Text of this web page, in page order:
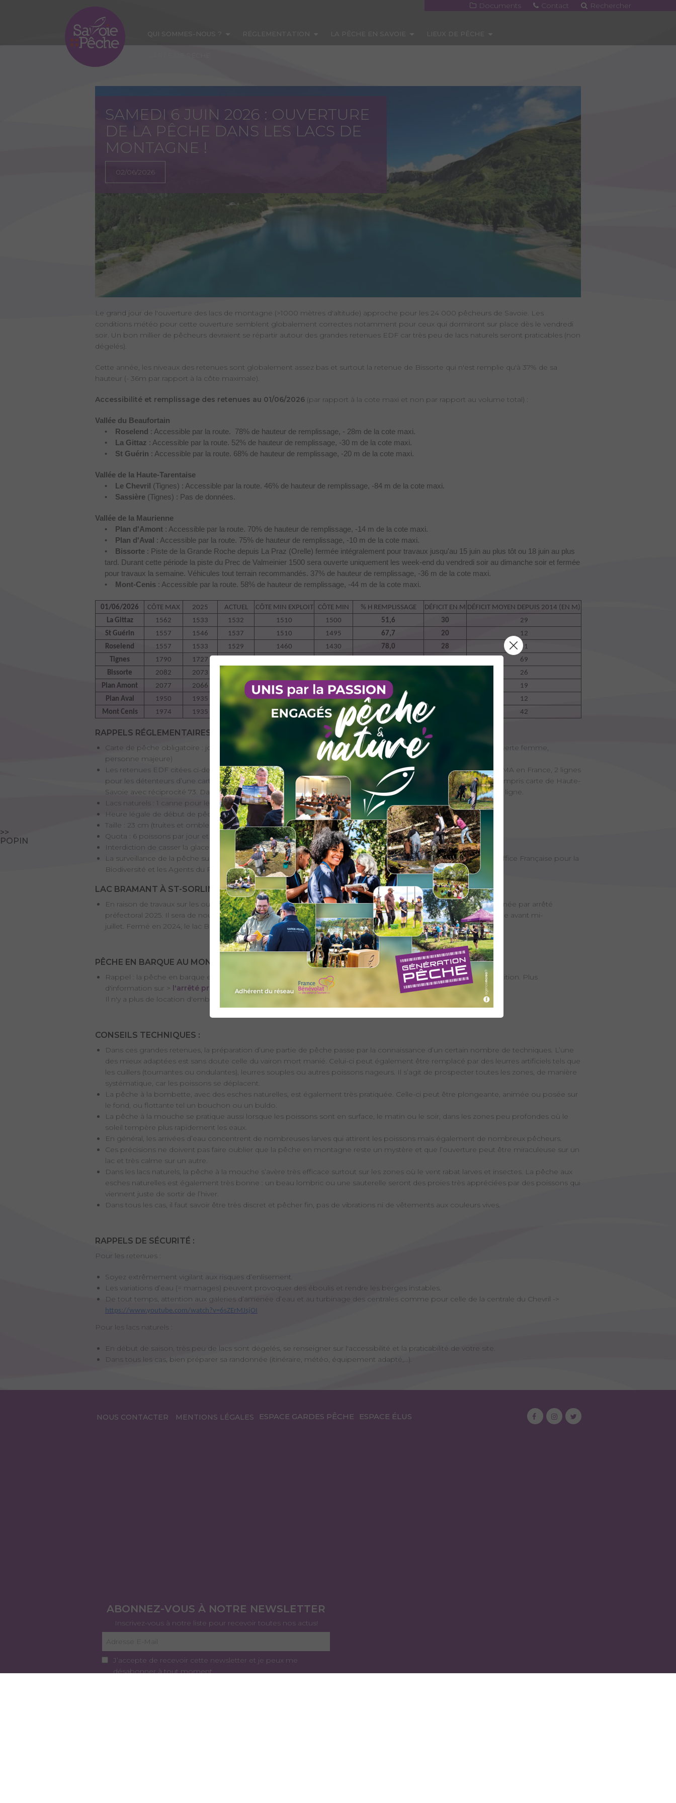
Documents Contact Rechercher
QUI SOMMES-NOUS ?
>>
POPIN
SAMEDI 6 JUIN 2026 : OUVERTURE
DE LA PÊCHE DANS LES LACS DE
MONTAGNE !
02/06/2026
Le grand jour de l'ouverture des lacs de montagne (>1000 mètres d'altitude) approche pour les 24 000 pêcheurs de Savoie. Les
conditions météo pour cette ouverture semblent globalement correctes notamment pour ceux qui dormiront sur place dès le vendredi
soir. Un bon millier de pêcheurs devraient se répartir autour des grandes retenues EDF car très peu de lacs naturels seront praticables (non
dégelés).
Cette année, les niveaux des retenues sont globalement assez bas et surtout la retenue de Bissorte qui n'est remplie qu'à 37% de sa
hauteur (- 36m par rapport à la côte maximale).
Accessibilité et remplissage des retenues au 01/06/2026 (par rapport à la cote maxi et non par rapport au volume total) :
Vallée du Beaufortain
•
Roselend : Accessible par la route. 78% de hauteur de remplissage, - 28m de la cote maxi.
•
La Gittaz : Accessible par la route. 52% de hauteur de remplissage, -30 m de la cote maxi.
• St Guérin : Accessible par la route. 68% de hauteur de remplissage, -20 m de la cote maxi.
Vallée de la Haute-Tarentaise
•
Le Chevril
(Tignes) : Accessible par la route. 46% de hauteur de remplissage, -84 m de la cote maxi.
• Sassière (Tignes) : Pas de données.
Vallée de la Maurienne
•
Plan d'Amont : Accessible par la route. 70% de hauteur de remplissage, -14 m de la cote maxi.
•
Plan d'Aval : Accessible par la route. 75% de hauteur de remplissage, -10 m de la cote maxi.
•
Bissorte : Piste de la Grande Roche depuis La Praz (Orelle) fermée intégralement pour travaux jusqu'au 15 juin au plus tôt ou 18 juin au plus
tard. Durant cette période la piste du Prec de Valmeinier 1500 sera ouverte uniquement les week-end du vendredi soir au dimanche soir et fermée
pour travaux la semaine. Véhicules tout terrain recommandés. 37% de hauteur de remplissage, -36 m de la cote maxi.
•
Mont-Cenis : Accessible par la route. 58% de hauteur de remplissage, -44 m de la cote maxi.
01/06/2026 CÔTE MAX 2025 ACTUEL CÔTE MIN EXPLOIT CÔTE MIN % H REMPLISSAGE DÉFICIT EN M DÉFICIT MOYEN DEPUIS 2014 (EN M)
La Gittaz
1562 1533 1532 1510 1500 51,6 30
29
St Guérin
1557 1546 1537 1510 1495 67,7 20
12
Roselend
1557 1533 1529 1460 1430 78,0 28
31
Tignes
1790 1727
69
Bissorte
2082 2073 2025
26
Plan Amont
2077 2066 2040 2030 70,2
19
Plan Aval
1950 1935 1921 1910 75,0
12
Mont Cenis
1974 1935 1892 1870 57,7 42
RAPPELS RÉGLEMENTAIRES :
Carte de pêche obligatoire : journée, hebdomadaire ou annuelle (découverte -12, Personne mineure 12-18, découverte femme,
personne majeure)
Les retenues EDF citées ci-dessus font partie du domaine public : 1 ligne pour tout détenteur d’une carte d’AAPPMA en France, 2 lignes
pour les détenteurs d’une carte d'AAPPMA réciprocitaire de Savoie (hors Gaule des Coudans et Haut-Chéran) y compris carte de Haute-
Savoie avec réciprocité 73. Dans tous les cas les cartes découverte femme et -12 ans ne donnent droit qu'à 1 seule ligne.
Lacs naturels : 1 canne pour les détenteurs d’une carte d’AAPPMA réciprocitaire de Savoie.
Heure légale de début de pêche ce 6 juin : 5h18 .
Taille : 23 cm (truites et ombles), 35 cm pour le cristivomer (présent dans le Mont-Cenis et le Chevril).
Quota : 6 poissons par jour et par pêcheur.
Interdiction de casser la glace pour pêcher.
La surveillance de la pêche sur ces lacs est assurée par les Gardes Pêche Particuliers (AAPPMA ou Fédération), l’Office Française pour la
Biodiversité et les Agents du Parc National de la Vanoise.
LAC BRAMANT À ST-SORLIN-D'ARVES (OU GRAND LAC DES LACS BRAMANT) OUVERT EN 2026 :
En raison de travaux sur les ouvrages de vidange et un abaissement partiel de la côte du lac, la pêche avait été fermée par arrêté
préfectoral 2025. Il sera de nouveau ouvert à la pêche en 2026 mais le lac ne devrait pas retrouver sa côte maximale avant mi-
juillet. Fermé en 2024, le lac Blanc (20-30min de marche plus en amont) est était déjà pêchable depuis 2025.
PÊCHE EN BARQUE AU MONT-CENIS :
Rappel : la pêche en barque est autorisée depuis 2023 sur la retenue du Mont-Cenis à partir du samedi sous condition. Plus
d'information sur > l'arrêté préfectoral<
Il n'y a plus de location d'embarcation pêche à la base nautique.
CONSEILS TECHNIQUES :
Dans ces grandes retenues, la préparation d’une partie de pêche passe par la connaissance d’un certain nombre de techniques. L’une
des mieux adaptées est sans doute celle du vairon mort manié. Celui-ci peut également être remplacé par des leurres artificiels tels que
les cuillers (tournantes ou ondulantes), leurres souples ou autres poissons nageurs. Il s’agit de prospecter toutes les zones, de manière
systématique, car les poissons se déplacent.
La pêche à la bombette, avec des esches naturelles, est également très pratiquée. Celle-ci peut être plongeante, animée ou posée sur
le fond, ou flottante tel un bouchon ou un buldo.
La pêche à la mouche se pratique aussi lorsque les poissons sont en surface, le matin ou le soir, dans les zones peu profondes où le
soleil tempère plus rapidement les eaux.
En général, les arrivées d’eau concentrent de nombreuses larves qui attirent les poissons mais également de nombreux pêcheurs.
Ces précisions ne doivent pas faire oublier que la pêche en montagne reste un mystère et que l’ouverture peut être miraculeuse sur un
lac et très calme sur un autre.
Dans les lacs naturels, la pêche à la mouche s’avère très efficace surtout sur les zones où le vent rabat larves et insectes. La pêche aux
esches naturelles est également très bonne : un beau lombric ou une sauterelle seront des proies très appréciées par des poissons qui
viennent juste de sortir de l’hiver.
Dans tous les cas, il faut savoir être très discret et pêcher fin, pas de vibrations ni de vêtements aux couleurs vives.
RAPPELS DE SÉCURITÉ :
Pour les retenues :
Soyez extrêmement vigilant aux risques d’enlisement.
Les variations d’eau (= marnages) peuvent provoquer des éboulis et rendre les berges instables.
De tout temps, attention aux galeries d’amenée d’eau et au turbinage des centrales comme pour celle de la centrale du Chevril ->
https://www.youtube.com/watch?v=6sZErMJsjOI
Pour les lacs naturels :
En début de saison, très peu de lacs sont dégelés, se renseigner sur l'accessibilité et la praticabilité de votre site.
Dans tous les cas, bien préparer sa randonnée (itinéraire, météo, équipement adapté,...).
NOUS CONTACTER MENTIONS LÉGALES ESPACE GARDES PÊCHE ESPACE ÉLUS
ABONNEZ-VOUS À NOTRE NEWSLETTER
Inscrivez-vous à notre liste pour recevoir toutes nos actus!
J’accepte de recevoir cette newsletter et je peux me
désabonner à tout moment.